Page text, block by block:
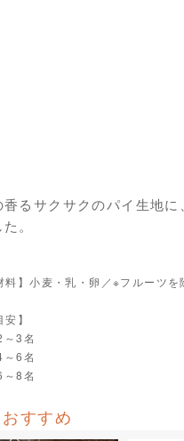
るサクサクのパイ生地
。
料】小麦・乳・卵／※フルーツを
】
3名
6名
8名
すすめ